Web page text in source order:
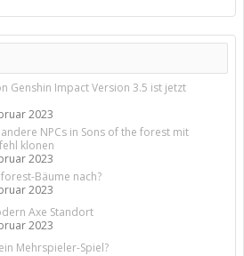
Genshin Impact Version 3.5 ist jetzt
2023
NPCs in Sons of the forest mit
klonen
2023
Bäume nach?
2023
Axe Standort
2023
Mehrspieler-Spiel?